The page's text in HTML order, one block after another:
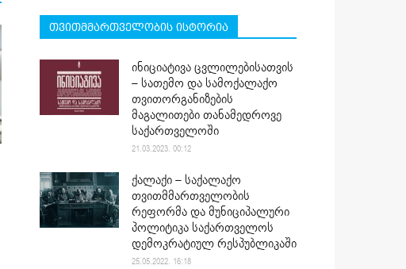
თვითმმართველობის ისტორია
ინიციატივა ცვლილებისათვის
– სათემო და სამოქალაქო
თვითორგანიზების
მაგალითები თანამედროვე
საქართველოში
21.03.2023. 00:12
ქალაქი – საქალაქო
თვითმმართველობის
რეფორმა და მუნიციპალური
პოლიტიკა საქართველოს
დემოკრატიულ რესპუბლიკაში
25.05.2022. 16:18